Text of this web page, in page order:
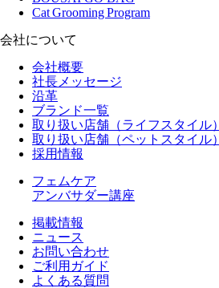
Cat Grooming Program
会社について
会社概要
社長メッセージ
沿革
ブランド一覧
取り扱い店舗（ライフスタイル）
取り扱い店舗（ペットスタイル）
採用情報
フェムケア
アンバサダー講座
掲載情報
ニュース
お問い合わせ
ご利用ガイド
よくある質問